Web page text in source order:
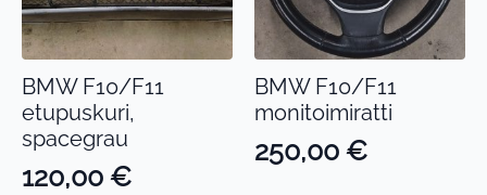
BMW F10/F11
etupuskuri,
spacegrau
120,00 €
BMW F10/F11
monitoimiratti
250,00 €